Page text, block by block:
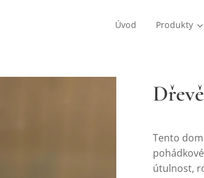
Úvod Produkty
Tento
útulnost,